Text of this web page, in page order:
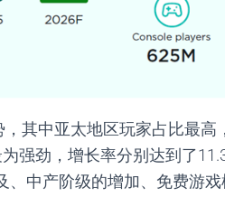
其中亚太地区玩家占比最高
强劲，增长率分别达到了
、中产阶级的增加、免费游